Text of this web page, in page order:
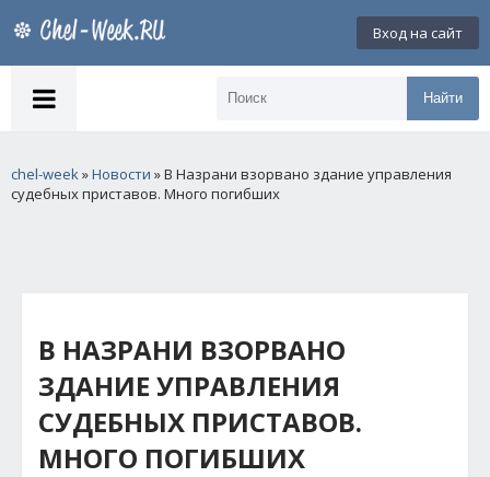
Вход на сайт
Найти
chel-week»Новости » В Назрани взорвано здание управления
судебных приставов. Много погибших
В НАЗРАНИ ВЗОРВАНО
ЗДАНИЕ УПРАВЛЕНИЯ
СУДЕБНЫХ ПРИСТАВОВ.
МНОГО ПОГИБШИХ